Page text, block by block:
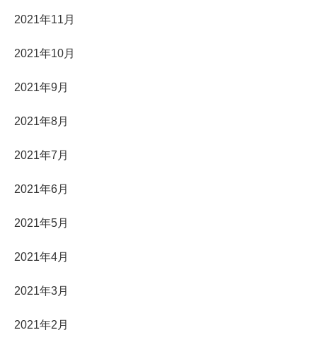
2021年11月
2021年10月
2021年9月
2021年8月
2021年7月
2021年6月
2021年5月
2021年4月
2021年3月
2021年2月